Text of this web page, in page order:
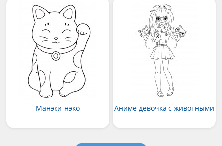
Манэки-нэко Аниме девочка с животными